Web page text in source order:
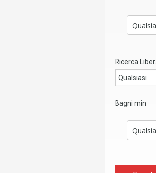
Ricerca
Bagni min